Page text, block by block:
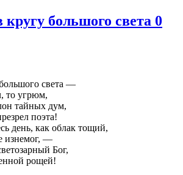
кругу большого света 0
света —
то угрюм,
тайных дум,
поэта!
день, как облак тощий,
изнемог, —
Бог,
рощей!